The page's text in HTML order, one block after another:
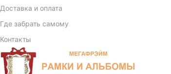
Доставка и оплата
Где забрать самому
Контакты